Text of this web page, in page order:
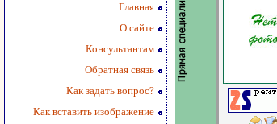
Главная
О сайте
Консультантам
Обратная связь
Как задать вопрос?
Как вставить изображение